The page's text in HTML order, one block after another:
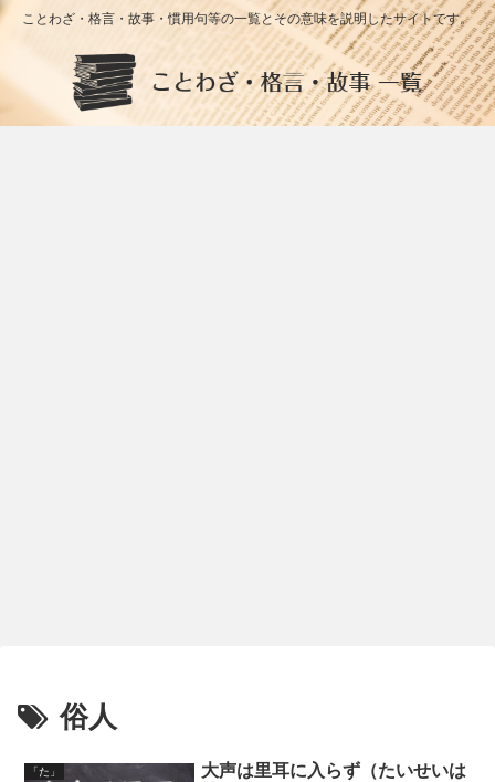
ことわざ・格言・故事・慣用句等の一覧とその意味を説明したサイトです。
俗人
「た」
大声は里耳に入らず（たいせいは